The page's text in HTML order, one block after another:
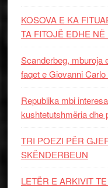
KOSOVA E KA
TA FITOJË EDHE
Scanderbeg, mburoja
faqet e Giovanni
Republika mbi
kushtetutshmëria dhe
TRI POEZI PËR
SKËNDERBEUN
LETËR E ARKIVIT